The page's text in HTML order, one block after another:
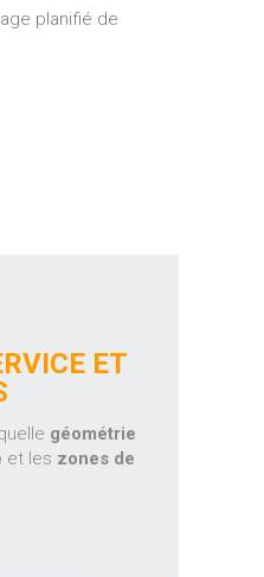
planifié de
ET
géométrie
et les zones de